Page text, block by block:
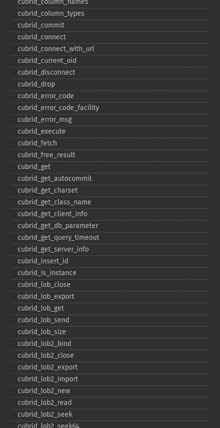
cubrid_​column_​names
cubrid_​column_​types
cubrid_​commit
cubrid_​connect
cubrid_​connect_​with_​url
cubrid_​current_​oid
cubrid_​disconnect
cubrid_​drop
cubrid_​error_​code
cubrid_​error_​code_​facility
cubrid_​error_​msg
cubrid_​execute
cubrid_​fetch
cubrid_​free_​result
cubrid_​get
cubrid_​get_​autocommit
cubrid_​get_​charset
cubrid_​get_​class_​name
cubrid_​get_​client_​info
cubrid_​get_​db_​parameter
cubrid_​get_​query_​timeout
cubrid_​get_​server_​info
cubrid_​insert_​id
cubrid_​is_​instance
cubrid_​lob_​close
cubrid_​lob_​export
cubrid_​lob_​get
cubrid_​lob_​send
cubrid_​lob_​size
cubrid_​lob2_​bind
cubrid_​lob2_​close
cubrid_​lob2_​export
cubrid_​lob2_​import
cubrid_​lob2_​new
cubrid_​lob2_​read
cubrid_​lob2_​seek
cubrid_​lob2_​seek64